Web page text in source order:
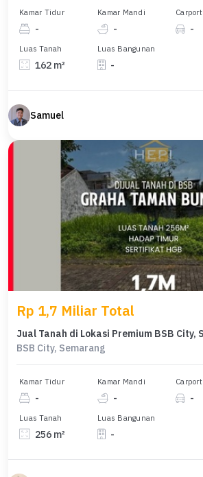
Kamar Tidur
-
Kamar Mandi
-
Carport
-
Luas Tanah
162 m²
Luas Bangunan
-
Samuel
Rp 1,7 Miliar Total
BSB City, Semarang
Kamar Tidur
-
Kamar Mandi
-
Carport
-
Luas Tanah
256 m²
Luas Bangunan
-